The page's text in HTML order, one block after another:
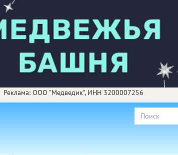
Реклама: ООО "Медведик", ИНН 3200007256